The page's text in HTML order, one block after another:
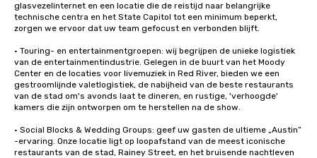
glasvezelinternet en een locatie die de reistijd naar belangrijke
technische centra en het State Capitol tot een minimum beperkt,
zorgen we ervoor dat uw team gefocust en verbonden blijft.
• Touring- en entertainmentgroepen: wij begrijpen de unieke logistiek
van de entertainmentindustrie. Gelegen in de buurt van het Moody
Center en de locaties voor livemuziek in Red River, bieden we een
gestroomlijnde valetlogistiek, de nabijheid van de beste restaurants
van de stad om's avonds laat te dineren, en rustige, 'verhoogde'
kamers die zijn ontworpen om te herstellen na de show.
• Social Blocks & Wedding Groups: geef uw gasten de ultieme „Austin”
-ervaring. Onze locatie ligt op loopafstand van de meest iconische
restaurants van de stad, Rainey Street, en het bruisende nachtleven